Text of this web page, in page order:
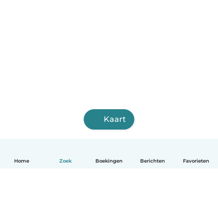
Home Zoek Boekingen Berichten Favorieten
Kaart